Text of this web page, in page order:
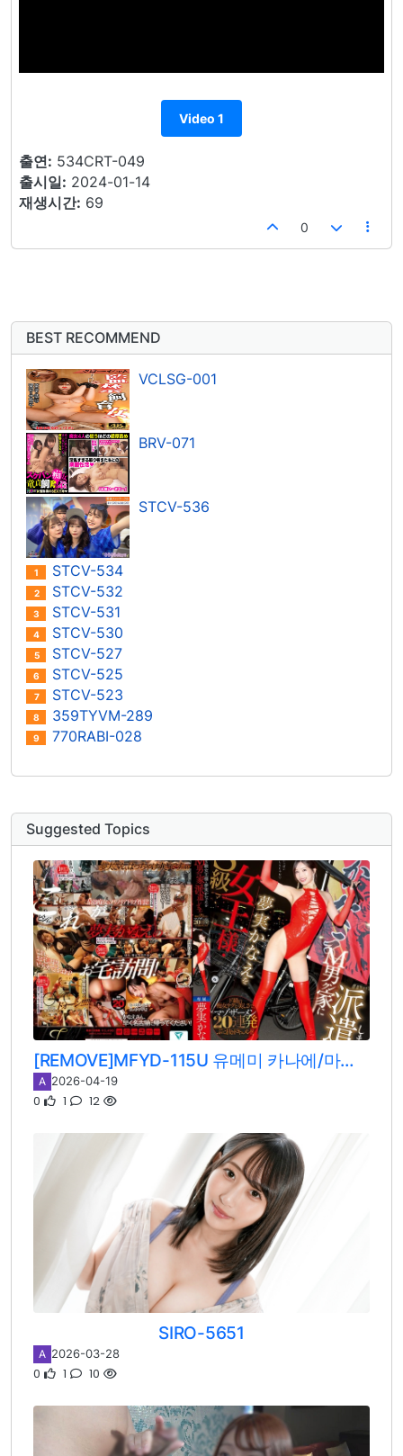
Video 1
출연: 534CRT-049
출시일: 2024-01-14
재생시간: 69
0
BEST RECOMMEND
VCLSG-001
BRV-071
STCV-536
1 STCV-534
2 STCV-532
3 STCV-531
4 STCV-530
5 STCV-527
6 STCV-525
7 STCV-523
8 359TYVM-289
9 770RABI-028
Suggested Topics
[REMOVE]MFYD-115U 유메미 카나에/마사키 나오/카에데 모모 / 안도 나츠키
A 2026-04-19
0 1 12
SIRO-5651
A 2026-03-28
0 1 10